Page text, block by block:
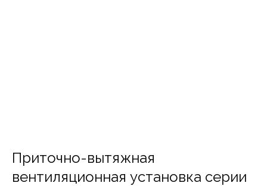
Приточно-вытяжная
вентиляционная установка серии